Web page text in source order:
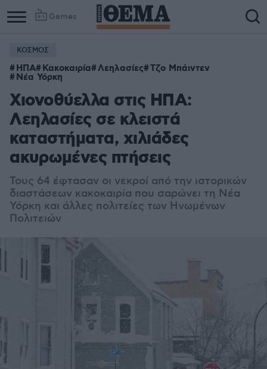
Games
ΚΟΣΜΟΣ
ΗΠΑ Κακοκαιρία Λεηλασίες Τζο Μπάιντεν
Νέα Υόρκη
Χιονοθύελλα στις ΗΠΑ:
Λεηλασίες σε κλειστά
καταστήματα, χιλιάδες
ακυρωμένες πτήσεις
Τους 64 έφτασαν οι νεκροί από την ιστορικών
διαστάσεων κακοκαιρία που σαρώνει τη Νέα
Υόρκη και άλλες πολιτείες των Ηνωμένων
Πολιτειών